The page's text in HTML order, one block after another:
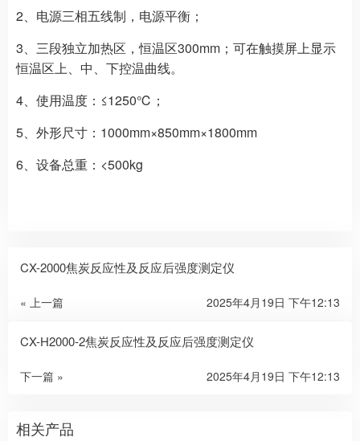
2、电源三相五线制，电源平衡；
3、三段独立加热区，恒温区300mm；可在触摸屏上显示
恒温区上、中、下控温曲线。
4、使用温度：≤1250℃；
5、外形尺寸：1000mm×850mm×1800mm
6、设备总重：<500kg
CX-2000焦炭反应性及反应后强度测定仪
« 上一篇 2025年4月19日 下午12:13
CX-H2000-2焦炭反应性及反应后强度测定仪
下一篇 » 2025年4月19日 下午12:13
相关产品